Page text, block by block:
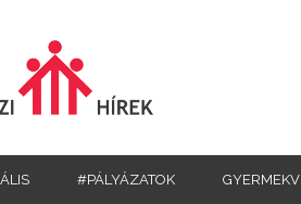
#PÁLYÁZATOK